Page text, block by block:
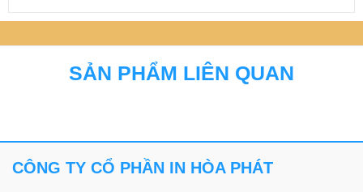
SẢN PHẨM LIÊN QUAN
CÔNG TY CỔ PHẦN IN HÒA PHÁT